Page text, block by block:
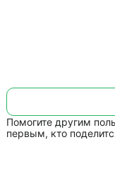
Помогите другим
первым, кто